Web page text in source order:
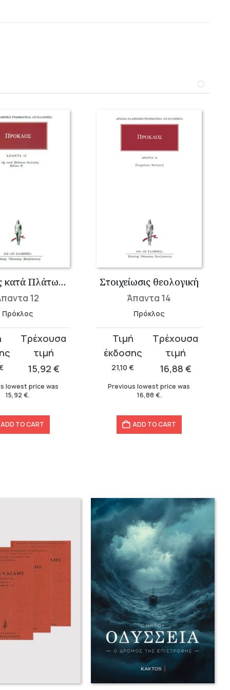
Περί της κατά Πλάτωνα θεολογίας Ε΄
12
Πρόκλος
15,92 €
lowest price was
15,92 €.
ADD TO CART
Στοιχείωσις θεολογική
Άπαντα 14
Πρόκλος
21,10€
Original
price
was:
21,10 €.
16,88 €
Current
price
16,88 €.
Previous lowest price was
16,88 €.
ADD TO CART